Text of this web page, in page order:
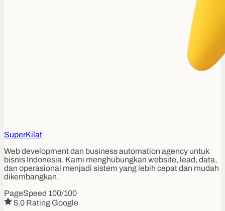
SuperKilat
Web development dan business automation agency untuk
bisnis Indonesia. Kami menghubungkan website, lead, data,
dan operasional menjadi sistem yang lebih cepat dan mudah
dikembangkan.
PageSpeed 100/100
5.0 Rating Google